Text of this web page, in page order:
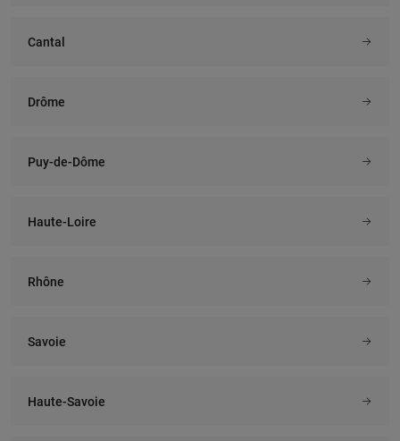
Cantal
Drôme
Puy-de-Dôme
Haute-Loire
Rhône
Savoie
Haute-Savoie